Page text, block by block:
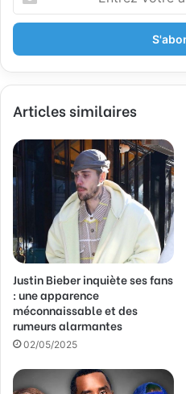
t
e
z
o
r
e
a
s
s
e
E
m
a
i
Articles similaires
Justin Bieber inquiète ses fans
: une apparence
méconnaissable et des
rumeurs alarmantes
02/05/2025